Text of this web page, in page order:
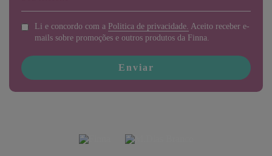
Li e concordo com a Politica de privacidade. Aceito receber e-
mails sobre promoções e outros produtos da Finna.
Enviar